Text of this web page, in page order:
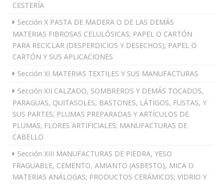
CESTERÍA
Sección X PASTA DE MADERA O DE LAS DEMÁS
MATERIAS FIBROSAS CELULÓSICAS; PAPEL O CARTÓN
PARA RECICLAR (DESPERDICIOS Y DESECHOS); PAPEL O
CARTÓN Y SUS APLICACIONES
Sección XI MATERIAS TEXTILES Y SUS MANUFACTURAS
Sección XII CALZADO, SOMBREROS Y DEMÁS TOCADOS,
PARAGUAS, QUITASOLES, BASTONES, LÁTIGOS, FUSTAS, Y
SUS PARTES; PLUMAS PREPARADAS Y ARTÍCULOS DE
PLUMAS; FLORES ARTIFICIALES; MANUFACTURAS DE
CABELLO
Sección XIII MANUFACTURAS DE PIEDRA, YESO
FRAGUABLE, CEMENTO, AMIANTO (ASBESTO), MICA O
MATERIAS ANÁLOGAS; PRODUCTOS CERÁMICOS; VIDRIO Y